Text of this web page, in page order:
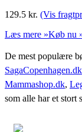
129.5 kr. (Vis
Læs mere »Køb nu
De mest populære
SagaCopenhagen.dk
Mammashop.dk,
som alle har et stort